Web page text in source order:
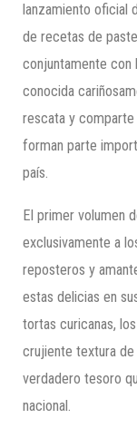
lanzamiento oficial
de recetas de
conjuntamente con
conocida
rescata y
forman parte
país.
El primer volumen
exclusivamente a
reposteros y
estas delicias en
tortas curicanas,
crujiente textura
verdadero tesoro
nacional.